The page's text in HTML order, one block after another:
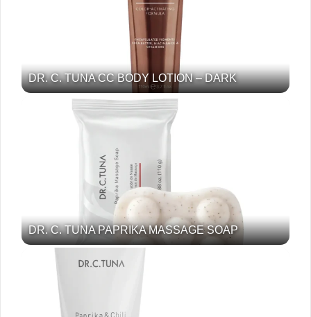
DR. C. TUNA CC BODY LOTION – DARK
DR. C. TUNA PAPRIKA MASSAGE SOAP